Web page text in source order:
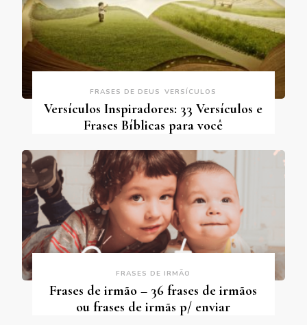
FRASES DE DEUS VERSÍCULOS
Versículos Inspiradores: 33 Versículos e
Frases Bíblicas para você
FRASES DE IRMÃO
Frases de irmão – 36 frases de irmãos
ou frases de irmãs p/ enviar